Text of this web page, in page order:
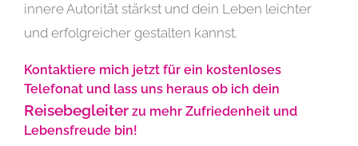
innere Autorität stärkst und dein Leben leichter
und erfolgreicher gestalten kannst.
Kontaktiere mich jetzt für ein kostenloses
Telefonat und lass uns heraus ob ich dein
Reisebegleiter zu mehr Zufriedenheit und
Lebensfreude bin!